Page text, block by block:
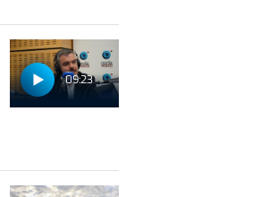
09:23